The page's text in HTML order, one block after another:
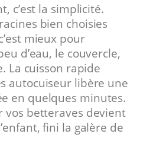
c’est la simplicité.
bien choisies
mieux pour
d’eau, le couvercle,
La cuisson rapide
autocuiseur libère une
en quelques minutes.
vos betteraves devient
fini la galère de